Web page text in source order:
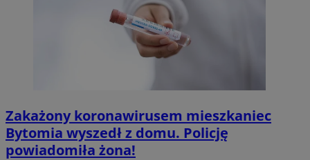
Zakażony koronawirusem mieszkaniec
Bytomia wyszedł z domu. Policję
powiadomiła żona!